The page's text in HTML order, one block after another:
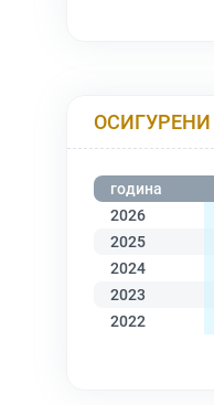
година
2026
2025
2024
2023
2022